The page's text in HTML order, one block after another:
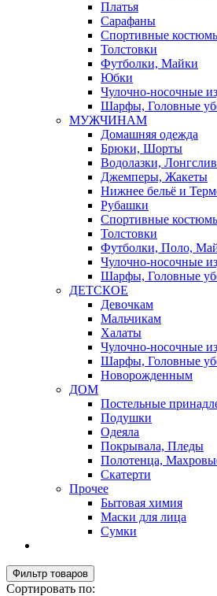
Платья
Сарафаны
Спортивные
Толстовки
Футболки, Майки
Юбки
Чулочно-носочные
Шарфы, Головные
МУЖЧИНАМ
Домашняя одежда
Брюки, Шорты
Водолазки,
Джемперы, Жакеты
Нижнее бельё и
Рубашки
Спортивные
Толстовки
Футболки, Поло,
Чулочно-носочные
Шарфы, Головные
ДЕТСКОЕ
Девочкам
Мальчикам
Халаты
Чулочно-носочные
Шарфы, Головные
Новорожденным
ДОМ
Постельные
Подушки
Одеяла
Покрывала, Пледы
Полотенца,
Скатерти
Прочее
Бытовая химия
Маски для лица
Сумки
Фильтр товаров
Сортировать по: